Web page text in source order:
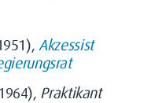
Akzessist
Praktikant